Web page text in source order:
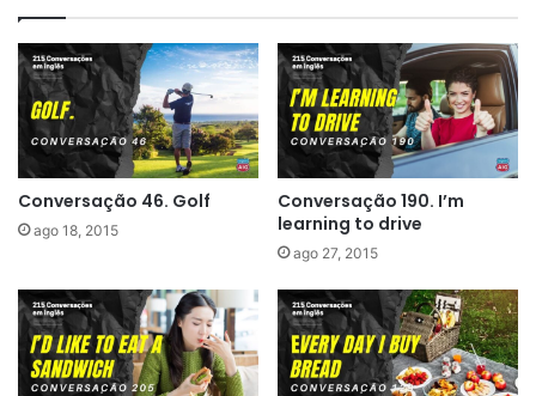
Conversação 46. Golf
ago 18, 2015
Conversação 190. I’m
learning to drive
ago 27, 2015